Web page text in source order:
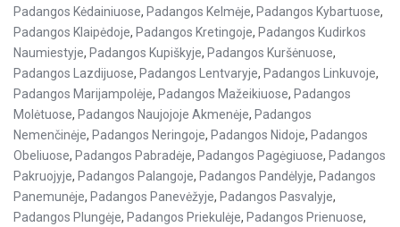
Padangos Kėdainiuose, Padangos Kelmėje, Padangos Kybartuose,
Padangos Klaipėdoje, Padangos Kretingoje, Padangos Kudirkos
Naumiestyje, Padangos Kupiškyje, Padangos Kuršėnuose,
Padangos Lazdijuose, Padangos Lentvaryje, Padangos Linkuvoje,
Padangos Marijampolėje, Padangos Mažeikiuose, Padangos
Molėtuose, Padangos Naujojoje Akmenėje, Padangos
Nemenčinėje, Padangos Neringoje, Padangos Nidoje, Padangos
Obeliuose, Padangos Pabradėje, Padangos Pagėgiuose, Padangos
Pakruojyje, Padangos Palangoje, Padangos Pandėlyje, Padangos
Panemunėje, Padangos Panevėžyje, Padangos Pasvalyje,
Padangos Plungėje, Padangos Priekulėje, Padangos Prienuose,